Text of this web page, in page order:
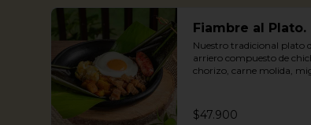
Fiambre al Plato.
Nuestro tradicional plato
arriero compuesto de
chorizo, carne molida,
$47.900